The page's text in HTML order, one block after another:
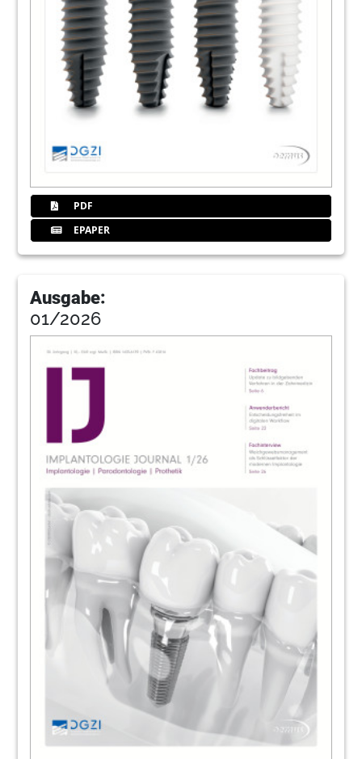
Marlene Hartinger
Events
Redaktion
Abrechnungs-Tipp: Die Nachbehandlung
nach chirurgischem Eingriff
Impressum
Redaktion
83 Implant Direct Europe AG
84OT Medical GmbH
PDF
EPAPER
Ausgabe:
01/2026